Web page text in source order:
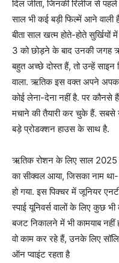
दिल जीता, जिनकी रिलीज से
साल भी कई बड़ी फिल्में आने
बीता साल खत्म होते-होते सुर्खियों
3 को छोड़ने के बाद उनकी जगह
बहुत अच्छे दोस्त हैं, तो उन्हें
वाला. ऋतिक इस वक्त अपने
कोई लेना-देना नहीं है. पर कौनसे
मचाने की तैयारी कर चुके हैं. सबसे
बड़े प्रोडक्शन हाउस के साथ है.
ऋतिक रोशन के लिए साल 2025
का सीक्वल आया, जिसका नाम
हो गया. इस पिक्चर में जूनियर
स्पाई यूनिवर्स वालों के लिए कुछ
बजट निकालने में भी कामयाब
वो काम कर रहे हैं, उनके लिए
ऑन प्वाइंट रहता है